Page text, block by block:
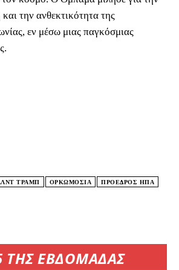
ΤΗΣ ΕΒΔΟΜΑΔΑΣ
την ανθεκτικότητα της
εν μέσω μιας παγκόσμιας
ΤΡΑΜΠ ΟΡΚΩΜΟΣΙΑ ΠΡΟΕΔΡΟΣ ΗΠΑ